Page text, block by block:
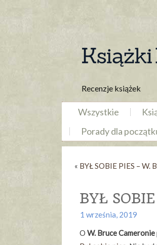
Recenzje książek
Wszystkie
Porady dla
« BYŁ SOBIE PIES – W.
BYŁ
1 września, 2019
O W. Bruce Cameronie